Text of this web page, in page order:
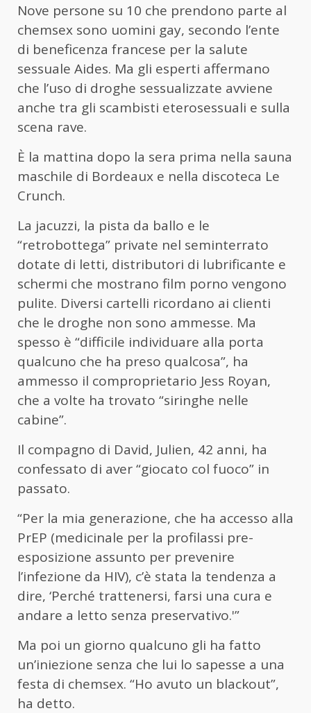
Nove persone su 10 che prendono parte al
chemsex sono uomini gay, secondo l’ente
di beneficenza francese per la salute
sessuale Aides. Ma gli esperti affermano
che l’uso di droghe sessualizzate avviene
anche tra gli scambisti eterosessuali e sulla
scena rave.
È la mattina dopo la sera prima nella sauna
maschile di Bordeaux e nella discoteca Le
Crunch.
La jacuzzi, la pista da ballo e le
“retrobottega” private nel seminterrato
dotate di letti, distributori di lubrificante e
schermi che mostrano film porno vengono
pulite. Diversi cartelli ricordano ai clienti
che le droghe non sono ammesse. Ma
spesso è “difficile individuare alla porta
qualcuno che ha preso qualcosa”, ha
ammesso il comproprietario Jess Royan,
che a volte ha trovato “siringhe nelle
cabine”.
Il compagno di David, Julien, 42 anni, ha
confessato di aver “giocato col fuoco” in
passato.
“Per la mia generazione, che ha accesso alla
PrEP (medicinale per la profilassi pre-
esposizione assunto per prevenire
l’infezione da HIV), c’è stata la tendenza a
dire, ‘Perché trattenersi, farsi una cura e
andare a letto senza preservativo.'”
Ma poi un giorno qualcuno gli ha fatto
un’iniezione senza che lui lo sapesse a una
festa di chemsex. “Ho avuto un blackout”,
ha detto.